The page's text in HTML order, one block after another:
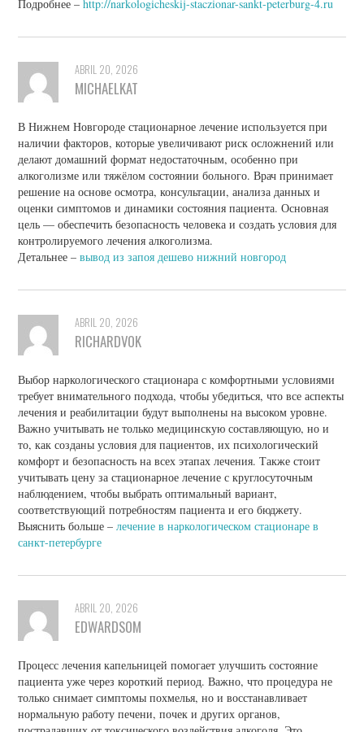
Подробнее –http://narkologicheskij-staczionar-sankt-peterburg-4.ru
ABRIL 20, 2026
MICHAELKAT
В Нижнем Новгороде стационарное лечение используется при
наличии факторов, которые увеличивают риск осложнений или
делают домашний формат недостаточным, особенно при
алкоголизме или тяжёлом состоянии больного. Врач принимает
решение на основе осмотра, консультации, анализа данных и
оценки симптомов и динамики состояния пациента. Основная
цель — обеспечить безопасность человека и создать условия для
контролируемого лечения алкоголизма.
Детальнее –вывод из запоя дешево нижний новгород
ABRIL 20, 2026
RICHARDVOK
Выбор наркологического стационара с комфортными условиями
требует внимательного подхода, чтобы убедиться, что все аспекты
лечения и реабилитации будут выполнены на высоком уровне.
Важно учитывать не только медицинскую составляющую, но и
то, как созданы условия для пациентов, их психологический
комфорт и безопасность на всех этапах лечения. Также стоит
учитывать цену за стационарное лечение с круглосуточным
наблюдением, чтобы выбрать оптимальный вариант,
соответствующий потребностям пациента и его бюджету.
Выяснить больше –лечение в наркологическом стационаре в
санкт-петербурге
ABRIL 20, 2026
EDWARDSOM
Процесс лечения капельницей помогает улучшить состояние
пациента уже через короткий период. Важно, что процедура не
только снимает симптомы похмелья, но и восстанавливает
нормальную работу печени, почек и других органов,